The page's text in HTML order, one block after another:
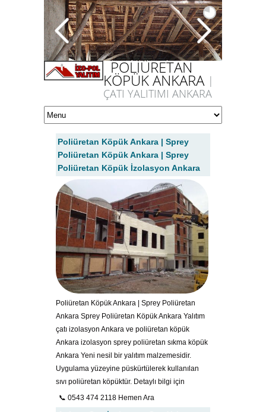
POLİÜRETAN
KÖPÜK ANKARA |
ÇATI YALITIMI ANKARA
Poliüretan Köpük Ankara | Sprey
Poliüretan Köpük Ankara | Sprey
Poliüretan Köpük İzolasyon Ankara
Poliüretan Köpük Ankara | Sprey Poliüretan
Ankara Sprey Poliüretan Köpük Ankara Yalıtım
çatı izolasyon Ankara ve poliüretan köpük
Ankara izolasyon sprey poliüretan sıkma köpük
Ankara Yeni nesil bir yalıtım malzemesidir.
Uygulama yüzeyine püskürtülerek kullanılan
sıvı poliüretan köpüktür. Detaylı bilgi için
📞 0543 474 2118 Hemen Ara